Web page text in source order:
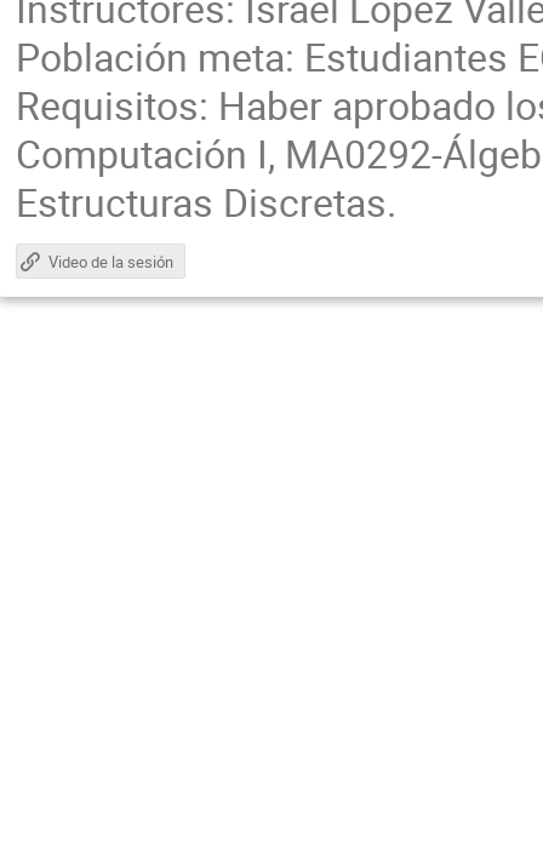
Población meta: Estudiantes
Requisitos: Haber aprobado
Computación I, MA0292-
Estructuras Discretas.
Video de la sesión